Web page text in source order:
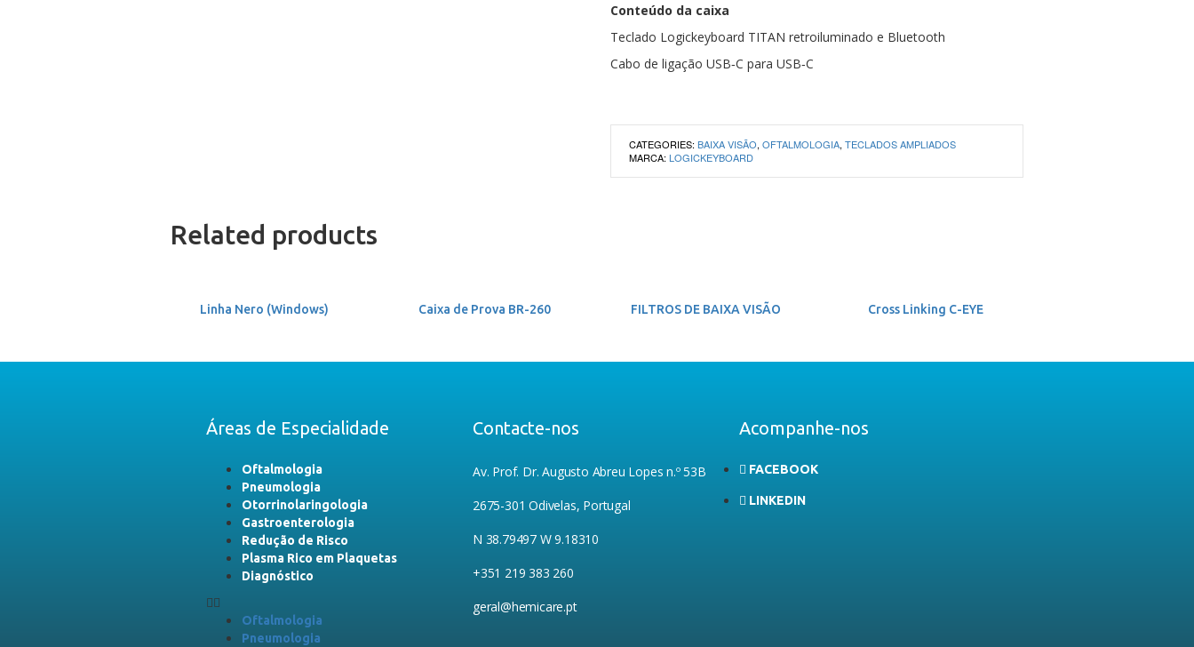
Conteúdo da caixa
Teclado Logickeyboard TITAN retroiluminado e Bluetooth
Cabo de ligação USB‑C para USB‑C
CATEGORIES: BAIXA VISÃO, OFTALMOLOGIA, TECLADOS AMPLIADOS
MARCA: LOGICKEYBOARD
Related products
Linha Nero (Windows) Caixa de Prova BR-260 FILTROS DE BAIXA VISÃO Cross Linking C-EYE
Áreas de Especialidade
Oftalmologia
Pneumologia
Otorrinolaringologia
Gastroenterologia
Redução de Risco
Plasma Rico em Plaquetas
Diagnóstico
Oftalmologia
Pneumologia
Contacte-nos
Av. Prof. Dr. Augusto Abreu Lopes n.º 53B
2675-301 Odivelas, Portugal
N 38.79497 W 9.18310
+351 219 383 260
geral@hemicare.pt
Acompanhe-nos
FACEBOOK
LINKEDIN